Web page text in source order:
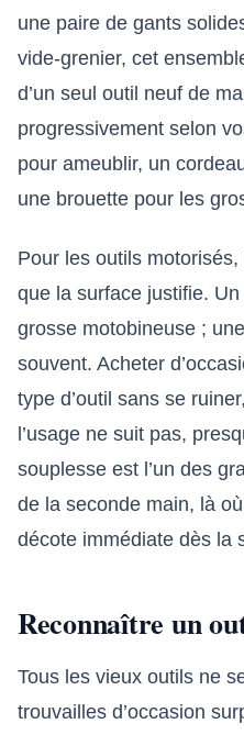
une paire de gants
vide-grenier, cet
d’un seul outil neuf de
progressivement selon
pour ameublir, un
une brouette pour les
Pour les outils
que la surface justifie.
grosse motobineuse ;
souvent. Acheter
type d’outil sans se
l’usage ne suit pas,
souplesse est l’un des
de la seconde main, là
décote immédiate dès la
Reconnaître un
Tous les vieux outils ne
trouvailles d’occasion